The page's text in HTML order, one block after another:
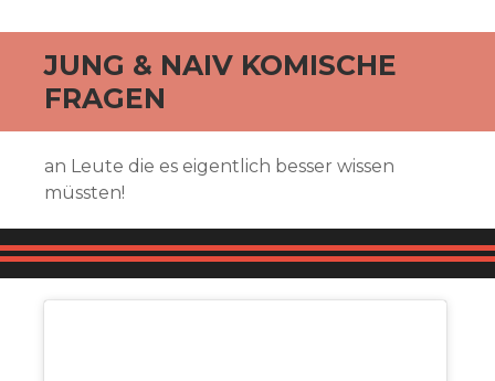
JUNG & NAIV KOMISCHE
FRAGEN
an Leute die es eigentlich besser wissen
müssten!